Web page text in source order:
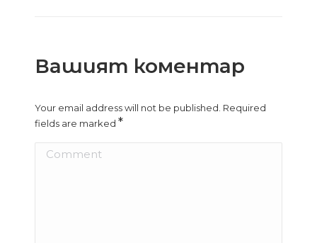
Вашият коментар
Your email address will not be published. Required
fields are marked*
Comment